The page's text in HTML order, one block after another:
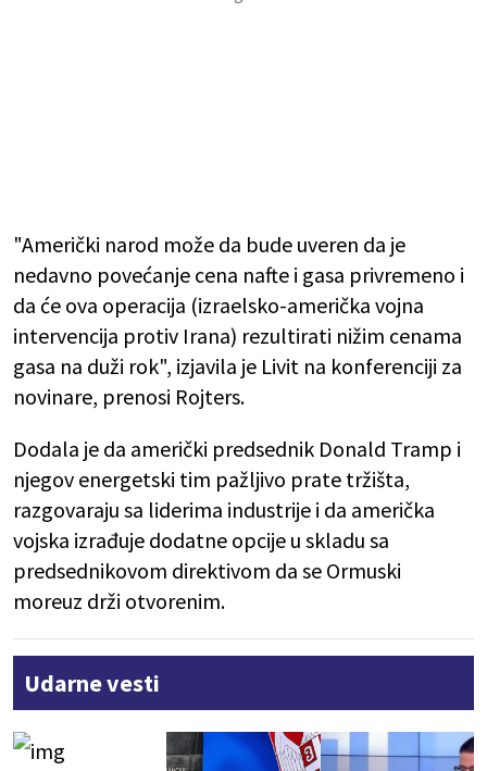
"Američki narod može da bude uveren da je
nedavno povećanje cena nafte i gasa privremeno i
da će ova operacija (izraelsko-američka vojna
intervencija protiv Irana) rezultirati nižim cenama
gasa na duži rok", izjavila je Livit na konferenciji za
novinare, prenosi Rojters.
Dodala je da američki predsednik Donald Tramp i
njegov energetski tim pažljivo prate tržišta,
razgovaraju sa liderima industrije i da američka
vojska izrađuje dodatne opcije u skladu sa
predsednikovom direktivom da se Ormuski
moreuz drži otvorenim.
Udarne vesti